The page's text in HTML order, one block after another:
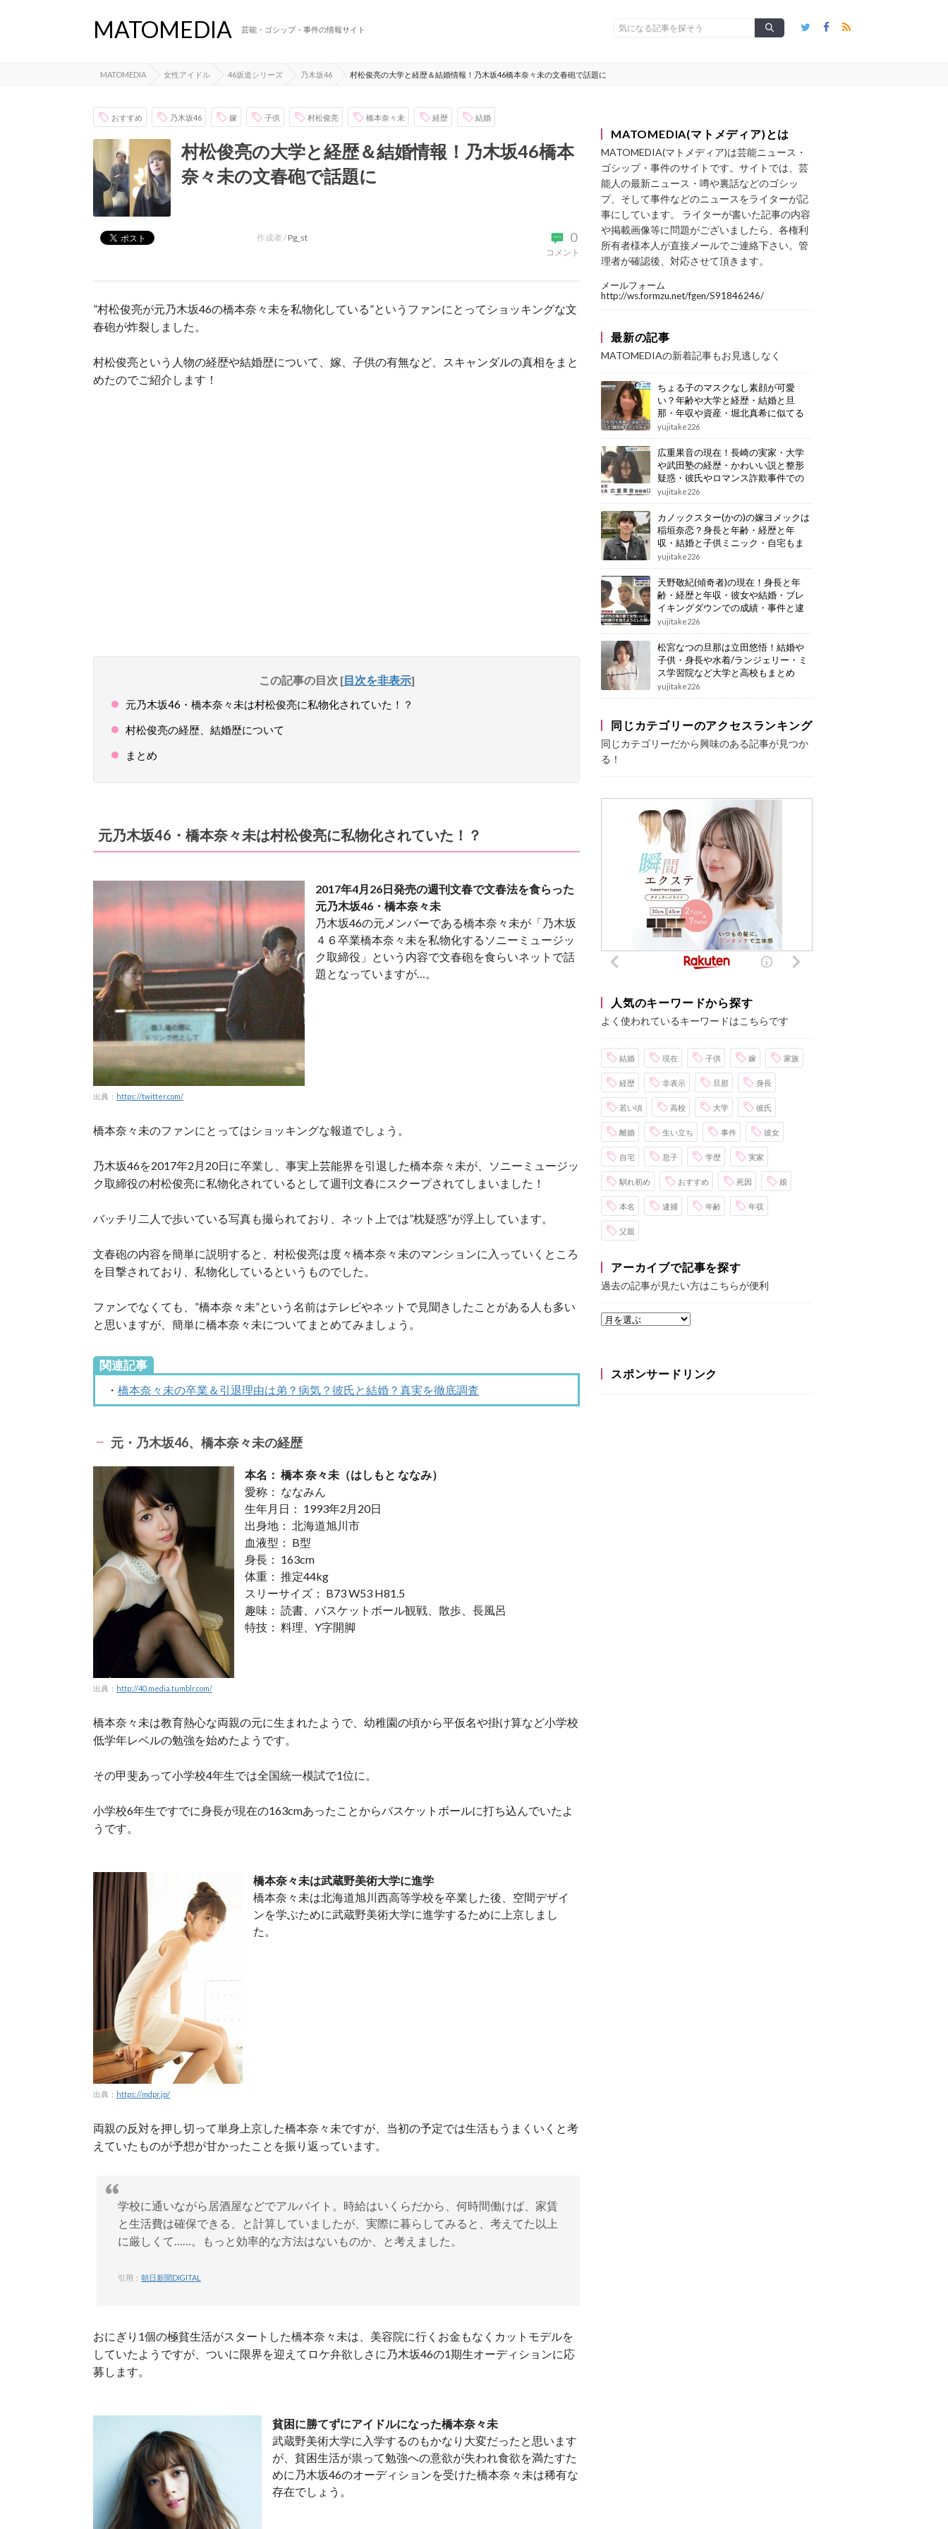
MATOMEDIA 芸能・ゴシップ・事件の情報サイト
MATOMEDIA 女性アイドル 46坂道シリーズ 乃木坂46 村松俊亮の大学と経歴＆結婚情報！乃木坂46橋本奈々未の文春砲で話題に
おすすめ 乃木坂46 嫁 子供 村松俊亮 橋本奈々未 経歴 結婚
村松俊亮の大学と経歴＆結婚情報！乃木坂46橋本
奈々未の文春砲で話題に
0
コメント
作成者 / Pg_st
”村松俊亮が元乃木坂46の橋本奈々未を私物化している”というファンにとってショッキングな文
春砲が炸裂しました。
村松俊亮という人物の経歴や結婚歴について、嫁、子供の有無など、スキャンダルの真相をまと
めたのでご紹介します！
この記事の目次 [目次を非表示]
元乃木坂46・橋本奈々未は村松俊亮に私物化されていた！？
村松俊亮の経歴、結婚歴について
まとめ
元乃木坂46・橋本奈々未は村松俊亮に私物化されていた！？
出典： https://twitter.com/
2017年4月26日発売の週刊文春で文春法を食らった
元乃木坂46・橋本奈々未
乃木坂46の元メンバーである橋本奈々未が「乃木坂
４６卒業橋本奈々未を私物化するソニーミュージッ
ク取締役」という内容で文春砲を食らいネットで話
題となっていますが…。
橋本奈々未のファンにとってはショッキングな報道でしょう。
乃木坂46を2017年2月20日に卒業し、事実上芸能界を引退した橋本奈々未が、ソニーミュージッ
ク取締役の村松俊亮に私物化されているとして週刊文春にスクープされてしまいました！
バッチリ二人で歩いている写真も撮られており、ネット上では”枕疑惑”が浮上しています。
文春砲の内容を簡単に説明すると、村松俊亮は度々橋本奈々未のマンションに入っていくところ
を目撃されており、私物化しているというものでした。
ファンでなくても、”橋本奈々未”という名前はテレビやネットで見聞きしたことがある人も多い
と思いますが、簡単に橋本奈々未についてまとめてみましょう。
関連記事
・ 橋本奈々未の卒業＆引退理由は弟？病気？彼氏と結婚？真実を徹底調査
元・乃木坂46、橋本奈々未の経歴
出典： http://40.media.tumblr.com/
本名： 橋本 奈々未（はしもと ななみ）
愛称： ななみん
生年月日： 1993年2月20日
出身地： 北海道旭川市
血液型： B型
身長： 163cm
体重： 推定44kg
スリーサイズ： B73 W53 H81.5
趣味： 読書、バスケットボール観戦、散歩、長風呂
特技： 料理、Y字開脚
橋本奈々未は教育熱心な両親の元に生まれたようで、幼稚園の頃から平仮名や掛け算など小学校
低学年レベルの勉強を始めたようです。
その甲斐あって小学校4年生では全国統一模試で1位に。
小学校6年生ですでに身長が現在の163cmあったことからバスケットボールに打ち込んでいたよ
うです。
出典： https://mdpr.jp/
橋本奈々未は武蔵野美術大学に進学
橋本奈々未は北海道旭川西高等学校を卒業した後、空間デザイ
ンを学ぶために武蔵野美術大学に進学するために上京しまし
た。
両親の反対を押し切って単身上京した橋本奈々未ですが、当初の予定では生活もうまくいくと考
えていたものが予想が甘かったことを振り返っています。
学校に通いながら居酒屋などでアルバイト。時給はいくらだから、何時間働けば、家賃
と生活費は確保できる、と計算していましたが、実際に暮らしてみると、考えてた以上
に厳しくて……。もっと効率的な方法はないものか、と考えました。
引用： 朝日新聞DIGITAL
おにぎり1個の極貧生活がスタートした橋本奈々未は、美容院に行くお金もなくカットモデルを
していたようですが、ついに限界を迎えてロケ弁欲しさに乃木坂46の1期生オーディションに応
募します。
貧困に勝てずにアイドルになった橋本奈々未
武蔵野美術大学に入学するのもかなり大変だったと思います
が、貧困生活が祟って勉強への意欲が失われ食欲を満たすた
めに乃木坂46のオーディションを受けた橋本奈々未は稀有な
存在でしょう。
MATOMEDIA(マトメディア)とは
MATOMEDIA(マトメディア)は芸能ニュース・
ゴシップ・事件のサイトです。サイトでは、芸
能人の最新ニュース・噂や裏話などのゴシッ
プ、そして事件などのニュースをライターが記
事にしています。 ライターが書いた記事の内容
や掲載画像等に問題がございましたら、各権利
所有者様本人が直接メールでご連絡下さい。管
理者が確認後、対応させて頂きます。
メールフォーム
http://ws.formzu.net/fgen/S91846246/
最新の記事
MATOMEDIAの新着記事もお見逃しなく
ちょる子のマスクなし素顔が可愛
い？年齢や大学と経歴・結婚と旦
那・年収や資産・堀北真希に似てる
画像もまとめ
yujitake226
広重果音の現在！長崎の実家・大学
や武田塾の経歴・かわいい説と整形
疑惑・彼氏やロマンス詐欺事件での
逮捕もまとめ
yujitake226
カノックスター(かの)の嫁ヨメックは
稲垣奈恋？身長と年齢・経歴と年
収・結婚と子供ミニック・自宅もま
とめ
yujitake226
天野敬紀(傾奇者)の現在！身長と年
齢・経歴と年収・彼女や結婚・ブレ
イキングダウンでの成績・事件と逮
捕もまとめ
yujitake226
松宮なつの旦那は立田悠悟！結婚や
子供・身長や水着/ランジェリー・ミ
ス学習院など大学と高校もまとめ
yujitake226
同じカテゴリーのアクセスランキング
同じカテゴリーだから興味のある記事が見つか
る！
人気のキーワードから探す
よく使われているキーワードはこちらです
結婚 現在 子供 嫁 家族
経歴 非表示 旦那 身長
若い頃 高校 大学 彼氏
離婚 生い立ち 事件 彼女
自宅 息子 学歴 実家
馴れ初め おすすめ 死因 娘
本名 逮捕 年齢 年収
父親
アーカイブで記事を探す
過去の記事が見たい方はこちらが便利
スポンサードリンク